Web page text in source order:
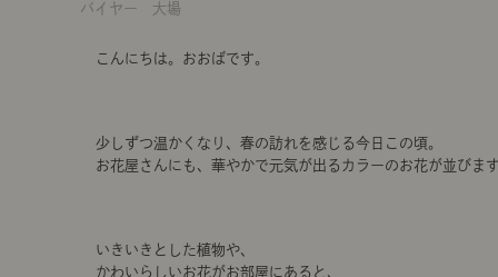
バイヤー 大場
こんにちは。おおばです。
少しずつ温かくなり、春の訪れを感じる今日この頃。
お花屋さんにも、華やかで元気が出るカラーのお花が並びます
いきいきとした植物や、
かわいらしいお花がお部屋にあると、